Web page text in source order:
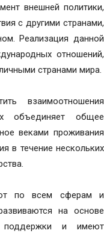
внешней политики,
с другими странами,
Реализация данной
отношений,
странами мира.
взаимоотношения
объединяет общее
веками проживания
в течение нескольких
по всем сферам и
на основе
поддержки и имеют